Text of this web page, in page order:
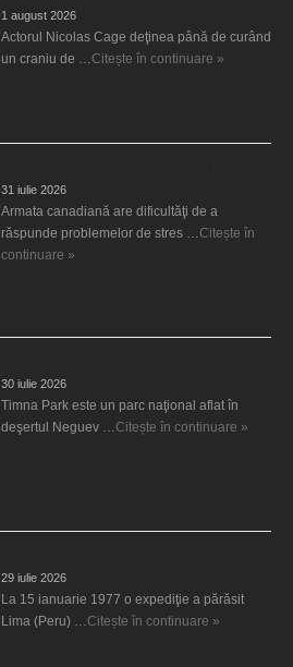
1 august 2026
Actorul Nicolas Cage deţinea până de curând
un craniu de … Citește în continuare »
31 iulie 2026
Armata canadiană are dificultăţi de a
răspunde problemelor de stres … Citește în
continuare »
30 iulie 2026
Timna Park este un parc naţional aflat în
deşertul Neguev … Citește în continuare »
29 iulie 2026
La 15 ianuarie 1977 o expediţie a părăsit
Lima (Peru) … Citește în continuare »